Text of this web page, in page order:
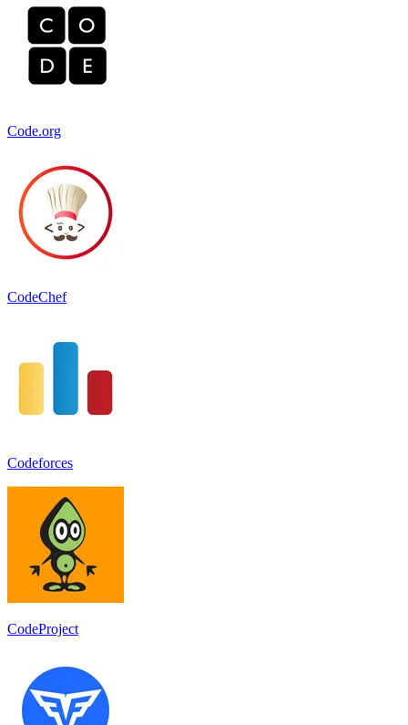
Code.org
CodeChef
Codeforces
CodeProject